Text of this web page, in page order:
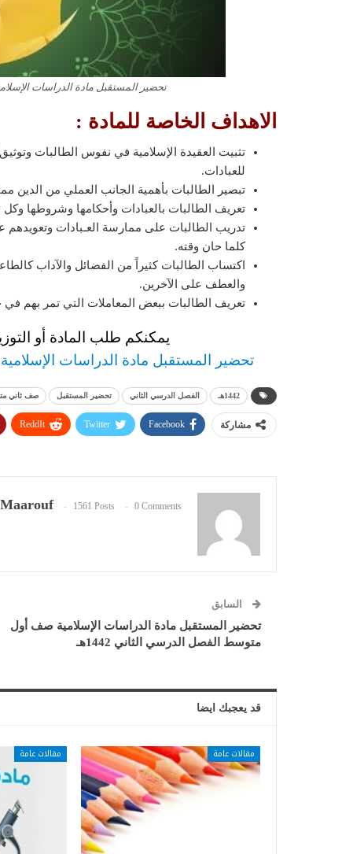
تحضير المستقبل مادة الدراسات
الاهداف الخاصة للمادة :
تثبيت العقيدة الإسلامية في نفوس الطالبات
للعبادات.
تبصير الطالبات بأهمية الجانب العملي من الدين
تعريف الطالبات بالعبادات وأحكامها وشروطها وكل
تدريب الطالبات على ممارسة العـبادات
كلما حان وقته.
اكتساب الطالبات كثيراً من الفضائل والآداب
والعطف على الآخرين.
تعريف الطالبات ببعض المعاملات التي تمر بهم في
يمكنكم طلب المادة أو
تحضير المستقبل مادة الدراسات الإسلامية
1442هـ الفصل الدرسي الثاني تحضير المستقبل صف ثاني
مشاركة Facebook
Twitter
ReddIt
Maarouf 1561 Posts 0 Comments
السابق
تحضير المستقبل مادة الدراسات الإسلامية صف أول
متوسط الفصل الدرسي الثاني 1442هـ
قد يعجبك ايضا
مقالات عامة مقالات عامة